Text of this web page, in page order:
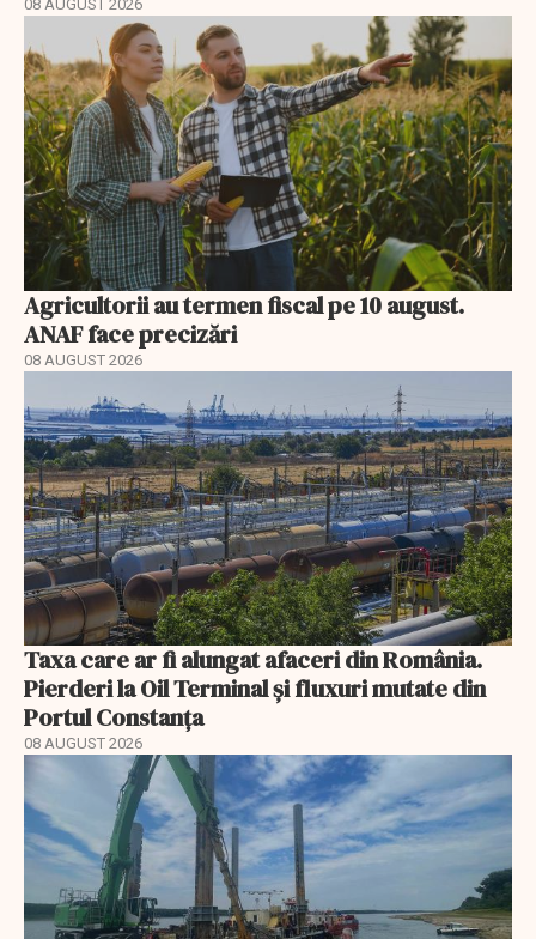
08 AUGUST 2026
Agricultorii au termen fiscal pe 10 august.
ANAF face precizări
08 AUGUST 2026
Taxa care ar fi alungat afaceri din România.
Pierderi la Oil Terminal și fluxuri mutate din
Portul Constanța
08 AUGUST 2026